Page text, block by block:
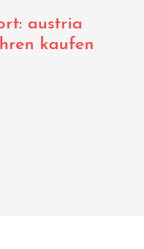
austria
kaufen